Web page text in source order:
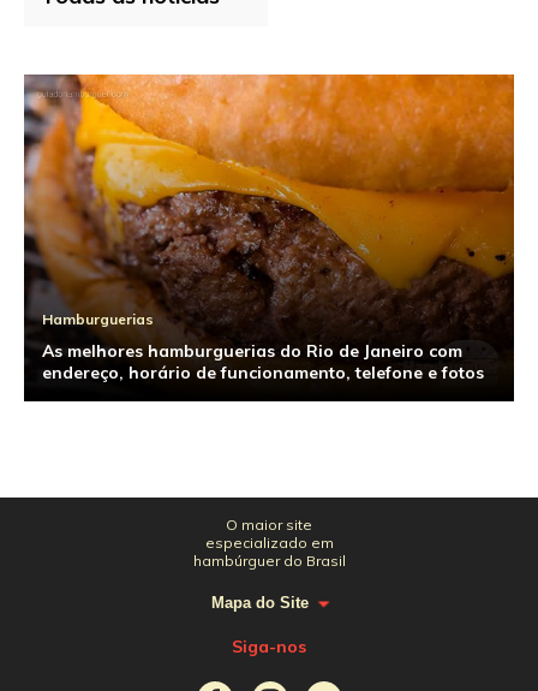
Hamburguerias
As melhores hamburguerias do Rio de Janeiro com
endereço, horário de funcionamento, telefone e fotos
O maior site
especializado em
hambúrguer do Brasil
Mapa do Site
Siga-nos